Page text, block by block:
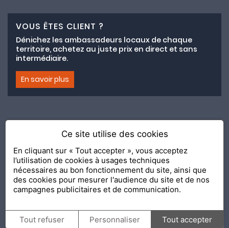
VOUS ÊTES CLIENT ?
Dénichez les ambassadeurs locaux de chaque
territoire, achetez au juste prix en direct et sans
intermédiaire.
En savoir plus
Adhésion au collectif lemeilleurchezvous.com
Nous contacter Nos Ambassadeurs Présentation
2020 Le Meilleur Chez Vous, édité parAPI & YOU| Agence
conseil & communication Editeur de la solution Console
Shop and Go
Confidentialité Mentions légales
Personnalisation des cookies
Ce site utilise des cookies
En cliquant sur « Tout accepter », vous acceptez
l’utilisation de cookies à usages techniques
nécessaires au bon fonctionnement du site, ainsi que
des cookies pour mesurer l'audience du site et de nos
campagnes publicitaires et de communication.
Tout refuser Personnaliser Tout accepter